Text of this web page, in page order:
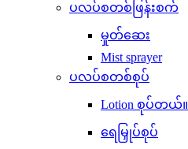
ပလပ်စတစ်ဖြန်းစက်
မှုတ်ဆေး
Mist sprayer
ပလပ်စတစ်စုပ်
Lotion စုပ်တယ်။
ရေမြှုပ်စုပ်